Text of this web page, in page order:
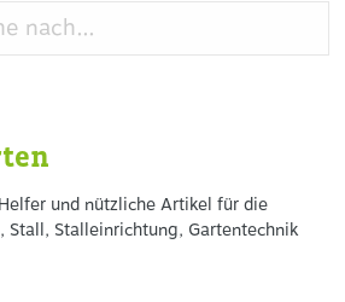
und nützliche Artikel für die
Stall, Stalleinrichtung, Gartentechnik